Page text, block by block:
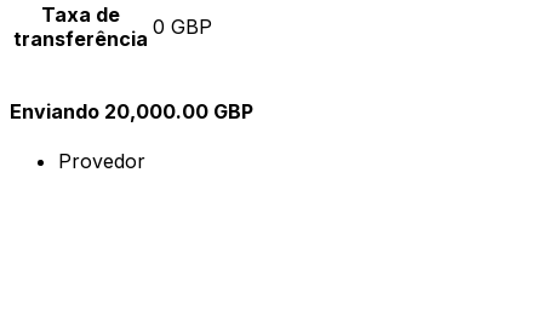
Taxa de
transferência 0 GBP
Enviando 20,000.00 GBP
Provedor